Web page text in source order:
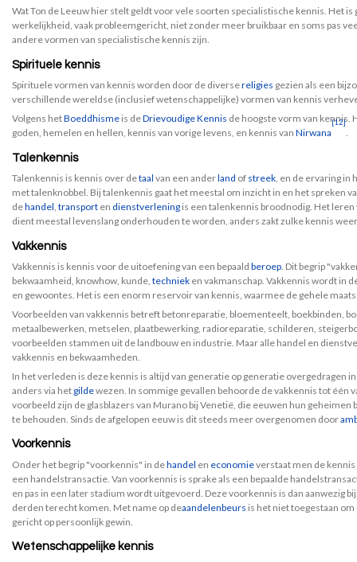
Wat Ton de Leeuw hier stelt geldt voor vele soorten specialistische kennis. Het
werkelijkheid, vaak probleemgericht, niet zonder meer bruikbaar en soms pas
andere vormen van specialistische kennis zijn.
Spirituele kennis
Spirituele vormen van kennis worden door de diversereligies gezien als een
verschillende wereldse (inclusief wetenschappelijke) vormen van kennis
Volgens hetBoeddhisme is deDrievoudige Kennis de hoogste vorm van kennis.
goden, hemelen en hellen, kennis van vorige levens, en kennis van Nirwana
[12]
.
Talenkennis
Talenkennis is kennis over detaal van een anderland of streek, en de ervaring in
met talenknobbel. Bij talenkennis gaat het meestal om inzicht in en het spreken
dehandel, transport en dienstverlening is een talenkennis broodnodig. Het
dient meestal levenslang onderhouden te worden, anders zakt zulke kennis
Vakkennis
Vakkennis is kennis voor de uitoefening van een bepaald beroep . Dit begrip
bekwaamheid, knowhow, kunde, techniek en vakmanschap. Vakkennis wordt in
en gewoontes. Het is een enorm reservoir van kennis, waarmee de gehele
Voorbeelden van vakkennis betreft betonreparatie, bloementeelt, boekbinden,
metaalbewerken, metselen, plaatbewerking, radioreparatie, schilderen,
voorbeelden stammen uit de landbouw en industrie. Maar alle handel en
vakkennis en bekwaamheden.
In het verleden is deze kennis is altijd van generatie op generatie overgedragen
anders via het gildewezen. In sommige gevallen behoorde de vakkennis tot één
voorbeeld zijn de glasblazers van Murano bij Venetië, die eeuwen hun
te behouden. Sinds de afgelopen eeuw is dit steeds meer overgenomen door
Voorkennis
Onder het begrip "voorkennis" in dehandel en economieverstaat men de kennis
een handelstransactie. Van voorkennis is sprake als een bepaalde
en pas in een later stadium wordt uitgevoerd. Deze voorkennis is dan aanwezig
derden terecht komen. Met name op deaandelenbeurs is het niet toegestaan
gericht op persoonlijk gewin.
Wetenschappelijke kennis